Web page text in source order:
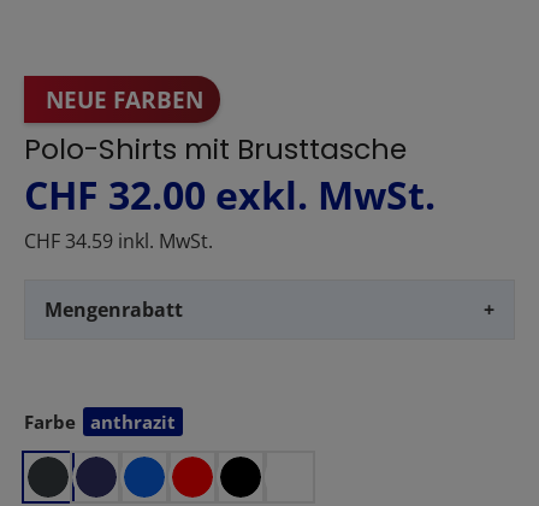
NEUE FARBEN
Polo-Shirts mit Brusttasche
CHF 32.00 exkl. MwSt.
CHF 34.59 inkl. MwSt.
Mengenrabatt +
Farbe
auswählenanthrazit